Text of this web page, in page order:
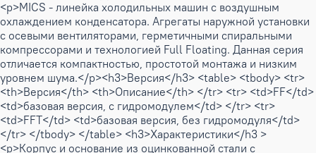
<p>MICS - линейка холодильных машин с воздушным
охлаждением конденсатора. Агрегаты наружной установки
с осевыми вентиляторами, герметичными спиральными
компрессорами и технологией Full Floating. Данная серия
отличается компактностью, простотой монтажа и низким
уровнем шума.</p><h3>Версия</h3> <table> <tbody> <tr>
<th>Версия</th> <th>Описание</th> </tr> <tr> <td>FF</td>
<td>базовая версия, с гидромодулем</td> </tr> <tr>
<td>FFT</td> <td>базовая версия, без гидромодуля</td>
</tr> </tbody> </table> <h3>Характеристики</h3 >
<p>Корпус и основание из оцинкованной стали с